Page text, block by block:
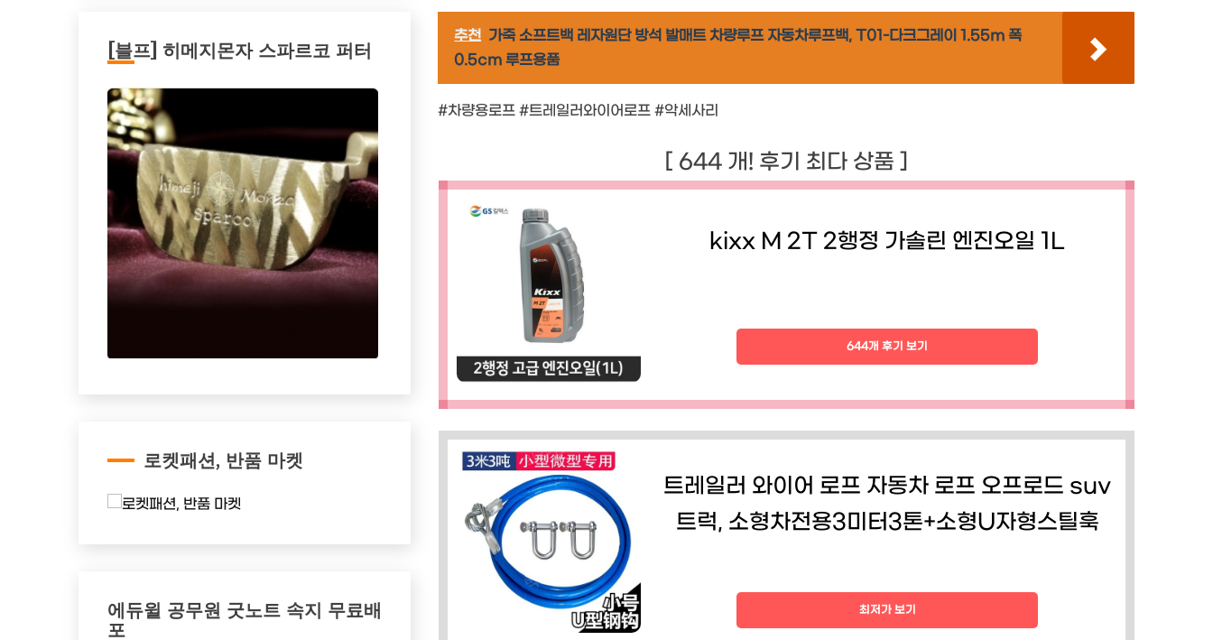
추천 가죽 소프트백 레자원단 방석 발매트 차량루프 자동차루프백, T01-다크그레이 1.55m 폭
0.5cm 루프용품
#차량용로프 #트레일러와이어로프 #악세사리
[ 644 개! 후기 최다 상품 ]
kixx M 2T 2행정 가솔린 엔진오일 1L
644개 후기 보기
트레일러 와이어 로프 자동차 로프 오프로드 suv
트럭, 소형차전용3미터3톤+소형U자형스틸훅
최저가 보기
[블프] 히메지몬자 스파르코 퍼터
로켓패션, 반품 마켓
에듀윌 공무원 굿노트 속지 무료배
포